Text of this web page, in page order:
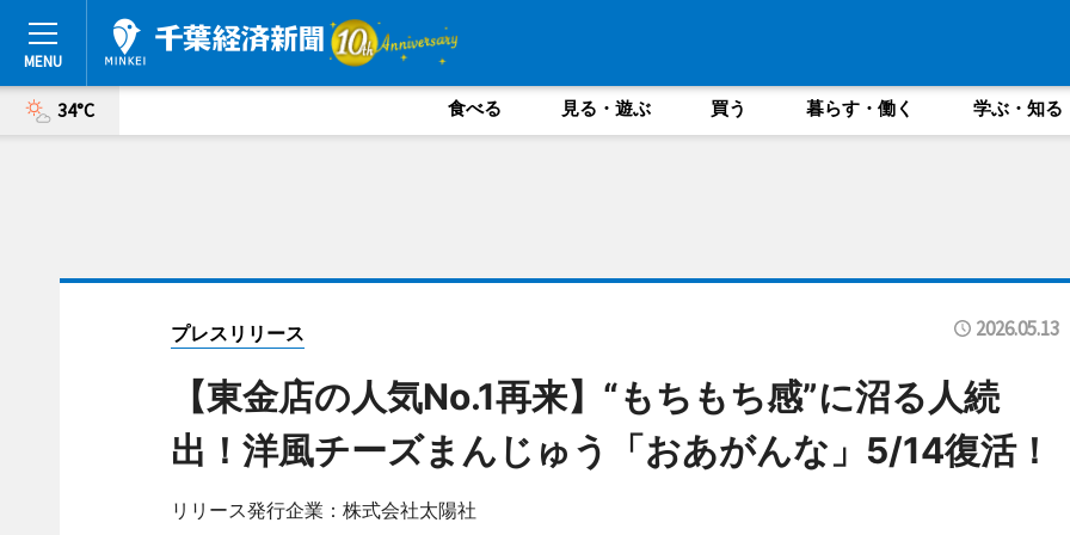
34°C 食べる 見る・遊ぶ 買う 暮らす・働く 学ぶ・知る
プレスリリース 2026.05.13
【東金店の人気No.1再来】“もちもち感”に沼る人続
出！洋風チーズまんじゅう「おあがんな」5/14復活！
リリース発行企業：株式会社太陽社